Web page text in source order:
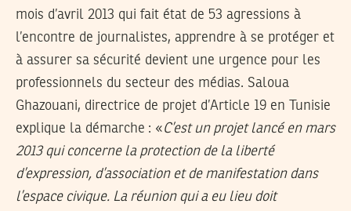
mois d’avril 2013 qui fait état de 53 agressions à
l’encontre de journalistes, apprendre à se protéger et
à assurer sa sécurité devient une urgence pour les
professionnels du secteur des médias. Saloua
Ghazouani, directrice de projet d’Article 19 en Tunisie
explique la démarche : «C’est un projet lancé en mars
2013 qui concerne la protection de la liberté
d’expression, d’association et de manifestation dans
l’espace civique. La réunion qui a eu lieu doit